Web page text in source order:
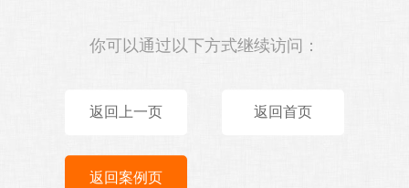
你可以通过以下方式继续访问：
返回上一页 返回首页
返回案例页